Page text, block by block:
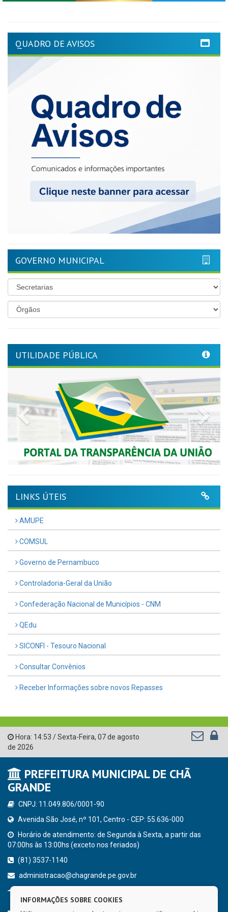
QUADRO DE AVISOS
GOVERNO MUNICIPAL
UTILIDADE PÚBLICA
Previous
LINKS ÚTEIS
AMUPE
COMSUL
Governo de Pernambuco
Controladoria-Geral da União
Confederação Nacional de Municípios - CNM
QEdu
SICONFI - Tesouro Nacional
Consultar Convênios
Receber Informações sobre novos Repasses
Hora: 14:53 /Sexta-Feira, 07 de agosto
de 2026
PREFEITURA MUNICIPAL DE CHÃ
GRANDE
CNPJ: 11.049.806/0001-90
Avenida São José, nº 101, Centro - CEP: 55.636-000
Horário de atendimento: de Segunda à Sexta, a partir das
07:00hs às 13:00hs (exceto nos feriados)
(81) 3537-1140
administracao@chagrande.pe.gov.br
INFORMAÇÕES SOBRE COOKIES